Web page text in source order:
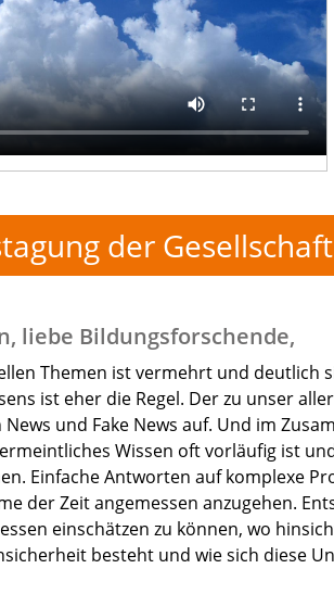
der
liebe Bildungsforschende,
Themen ist vermehrt und
ist eher die Regel. Der zu unser
und Fake News auf. Und im
Wissen oft vorläufig ist
Einfache Antworten auf komplexe
der Zeit angemessen anzugehen.
einschätzen zu können, wo
besteht und wie sich diese